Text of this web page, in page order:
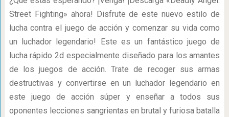
Street Fighting» ahora! Disfrute de este nuevo estilo de
lucha contra el juego de acción y comenzar su vida como
un luchador legendario! Este es un fantástico juego de
lucha rápido 2d especialmente diseñado para los amantes
de los juegos de acción. Trate de recoger sus armas
destructivas y convertirse en un luchador legendario en
este juego de acción súper y enseñar a todos sus
oponentes lecciones sangrientas en brutal y furiosa batalla